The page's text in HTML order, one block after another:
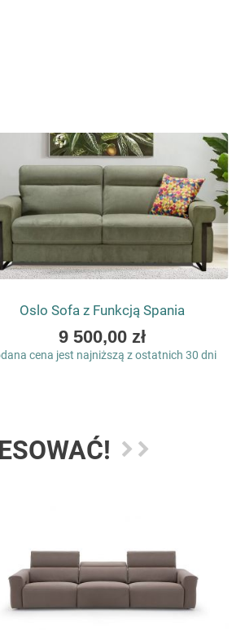
Oslo Sofa z Funkcją Spania
As
low
9 500,00 zł
cena jest najniższą z ostatnich 30 dni